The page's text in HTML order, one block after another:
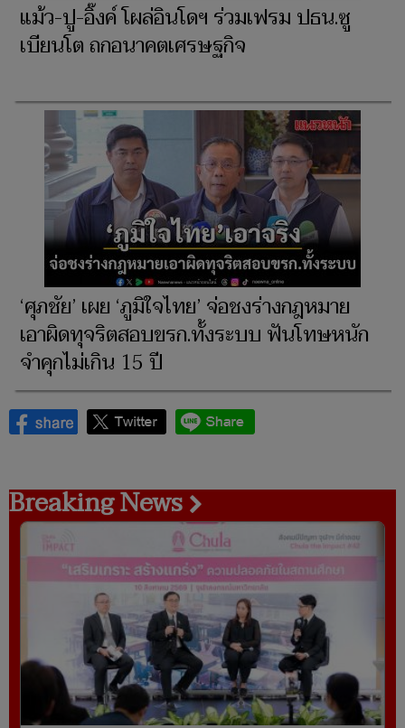
แม้ว-ปู-อิ๊งค์ โผล่อินโดฯ ร่วมเฟรม ปธน.ซู
เบียนโต ถกอนาคตเศรษฐกิจ
‘ศุภชัย’ เผย ‘ภูมิใจไทย’ จ่อชงร่างกฎหมาย
เอาผิดทุจริตสอบขรก.ทั้งระบบ ฟันโทษหนัก
จำคุกไม่เกิน 15 ปี
Breaking News